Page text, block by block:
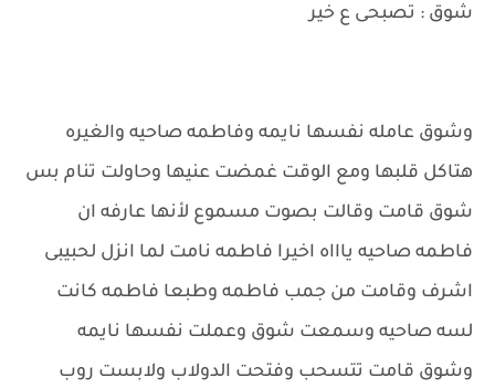
شوق : تصبحى ع خير
وشوق عامله نفسها نايمه وفاطمه صاحيه والغيره
هتاكل قلبها ومع الوقت غمضت عنيها وحاولت تنام بس
شوق قامت وقالت بصوت مسموع لأنها عارفه ان
فاطمه صاحيه ياااه اخيرا فاطمه نامت لما انزل لحبيبى
اشرف وقامت من جمب فاطمه وطبعا فاطمه كانت
لسه صاحيه وسمعت شوق وعملت نفسها نايمه
وشوق قامت تتسحب وفتحت الدولاب ولابست روب